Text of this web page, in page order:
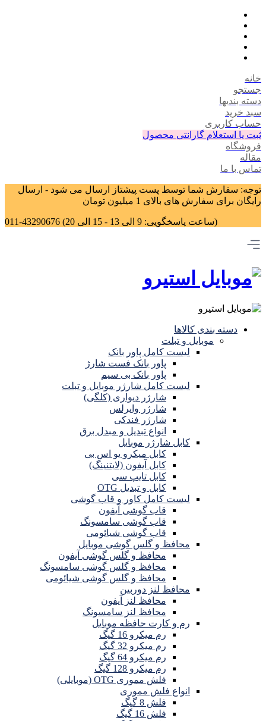
خانه
جستجو
دسته بندیها
سبد خرید
حساب کاربری
ثبت یا استعلام گارانتی محصول
فروشگاه
مقاله
تماس با ما
توجه: سفارش شما توسط پست پیشتاز ارسال می شود - ارسال
رایگان برای سفارش های بالای 1 میلیون تومان
011-43290676 (ساعت پاسخگویی: 9 الی 13 - 15 الی 20)
دسته بندی کالاها
موبایل و تبلت
لیست کامل پاور بانک
پاور بانک فست شارژ
پاور بانک بی سیم
لیست کامل شارژر موبایل و تبلت
شارژر دیواری (کلگی)
شارژر وایرلس
شارژر فندکی
انواع تبدیل و مبدل برق
کابل شارژر موبایل
کابل میکرو یو اس بی
کابل آیفون (لایتنینگ)
کابل تایپ سی
کابل و تبدیل OTG
لیست کامل کاور و قاب گوشی
قاب گوشی آیفون
قاب گوشی سامسونگ
قاب گوشی شیائومی
محافظ و گلس گوشی موبایل
محافظ و گلس گوشی آیفون
محافظ و گلس گوشی سامسونگ
محافظ و گلس گوشی شیائومی
محافظ لنز دوربین
محافظ لنز آیفون
محافظ لنز سامسونگ
رم و کارت حافظه موبایل
رم میکرو 16 گیگ
رم میکرو 32 گیگ
رم میکرو 64 گیگ
رم میکرو 128 گیگ
فلش مموری OTG (موبایلی)
انواع فلش مموری
فلش 8 گیگ
فلش 16 گیگ